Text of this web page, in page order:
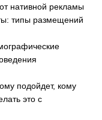
нативной рекламы
типы размещений
подойдет, кому
это с